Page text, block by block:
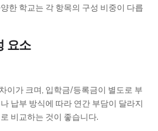
한 학교는 각 항목의 구성 비중이 다릅
요소
이가 크며, 입학금/등록금이 별도로 부
납부 방식에 따라 연간 부담이 달라지
비교하는 것이 좋습니다.